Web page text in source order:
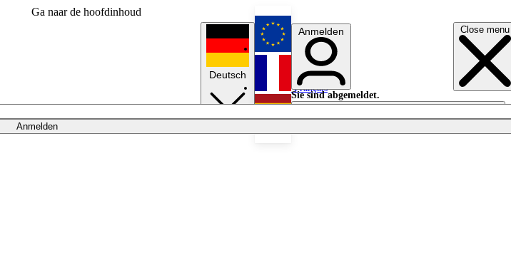
Ga naar de hoofdinhoud
Close menu
Anmelden
Deutsch
English
Français
Anmelden
Sie sind abgemeldet.
Anmelden
Licht aus